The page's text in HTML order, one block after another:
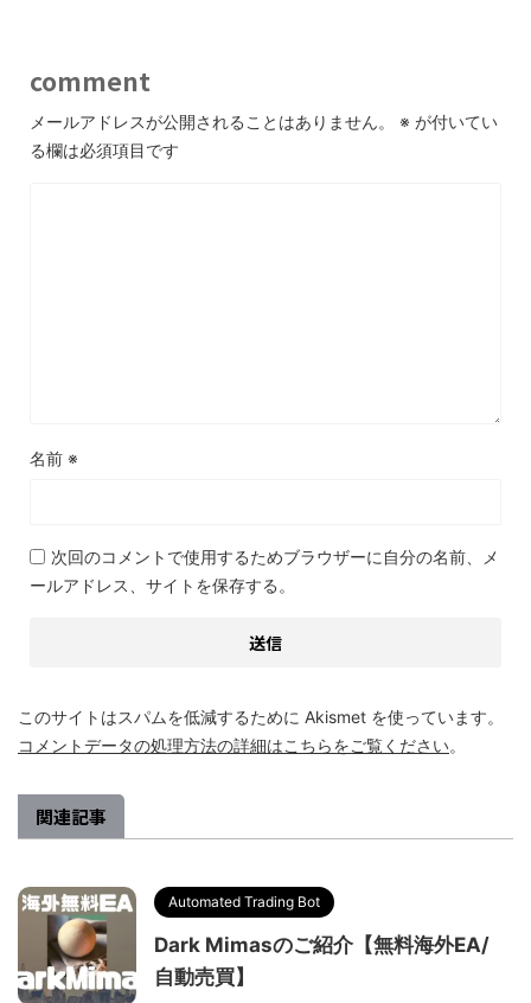
comment
メールアドレスが公開されることはありません。 ※ が付いてい
る欄は必須項目です
名前 ※
次回のコメントで使用するためブラウザーに自分の名前、メ
ールアドレス、サイトを保存する。
このサイトはスパムを低減するために Akismet を使っています。
コメントデータの処理方法の詳細はこちらをご覧ください。
関連記事
Automated Trading Bot
Dark Mimasのご紹介【無料海外EA/
自動売買】